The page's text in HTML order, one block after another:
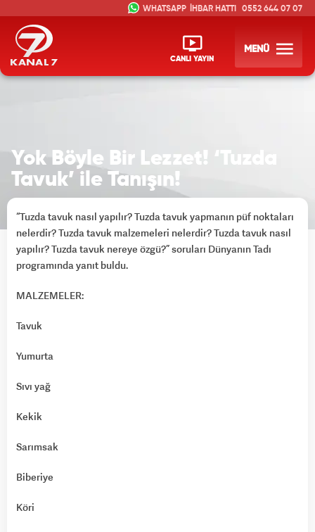
CANLI YAYIN
MENÜ
İHBAR HATTI 0552 644 07 07
Yok Böyle Bir Lezzet! ‘Tuzda
Tavuk’ ile Tanışın!
“Tuzda tavuk nasıl yapılır? Tuzda tavuk yapmanın püf noktaları
nelerdir? Tuzda tavuk malzemeleri nelerdir? Tuzda tavuk nasıl
yapılır? Tuzda tavuk nereye özgü?” soruları Dünyanın Tadı
programında yanıt buldu.
MALZEMELER:
Tavuk
Yumurta
Sıvı yağ
Kekik
Sarımsak
Biberiye
Köri